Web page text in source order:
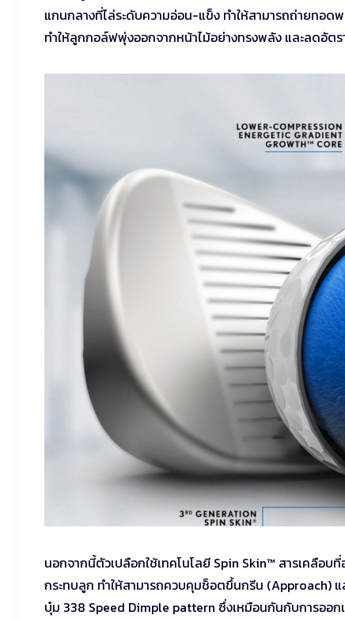
แกนกลางที่ไล่ระดับความอ่อน-แข็ง ทำให้สามารถถ่ายทอ
ทำให้ลูกกอล์ฟพุ่งออกจากหน้าไม้อย่างทรงพลัง และลดอั
นอกจากนี้ตัวเปลือกใช้เทคโนโลยี Spin Skin™ สารเคลือ
กระทบลูก ทำให้สามารถควบคุมช็อตขึ้นกรีน (Approach)
บุ๋ม 338 Speed Dimple pattern ซึ่งเหมือนกันกับการออ